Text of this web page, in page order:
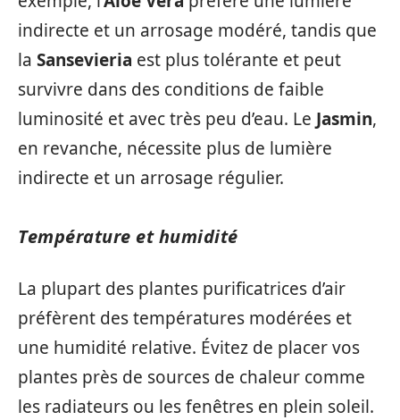
indirecte et un arrosage modéré, tandis que
la Sansevieria est plus tolérante et peut
survivre dans des conditions de faible
luminosité et avec très peu d’eau. Le Jasmin,
en revanche, nécessite plus de lumière
indirecte et un arrosage régulier.
Température et humidité
La plupart des plantes purificatrices d’air
préfèrent des températures modérées et
une humidité relative. Évitez de placer vos
plantes près de sources de chaleur comme
les radiateurs ou les fenêtres en plein soleil.